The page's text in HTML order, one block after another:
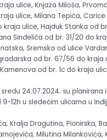
ulice, Knjaza Miloša,
ulice, Milana Tepića, Carice
kraja ulice, Hajduk Stanka od
Sinđelića od br. 31/20 do
Sremska od ulice
od br. 67/56 do kraja
od br. 1c do kraja
24.07.2024. su planirana
12h u sledećim ulicama u
Kralja Dragutina, Pionirska,
Milutina Milankovića,